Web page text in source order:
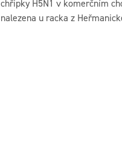
chřipky H5N1 v komerčním
nalezena u racka z